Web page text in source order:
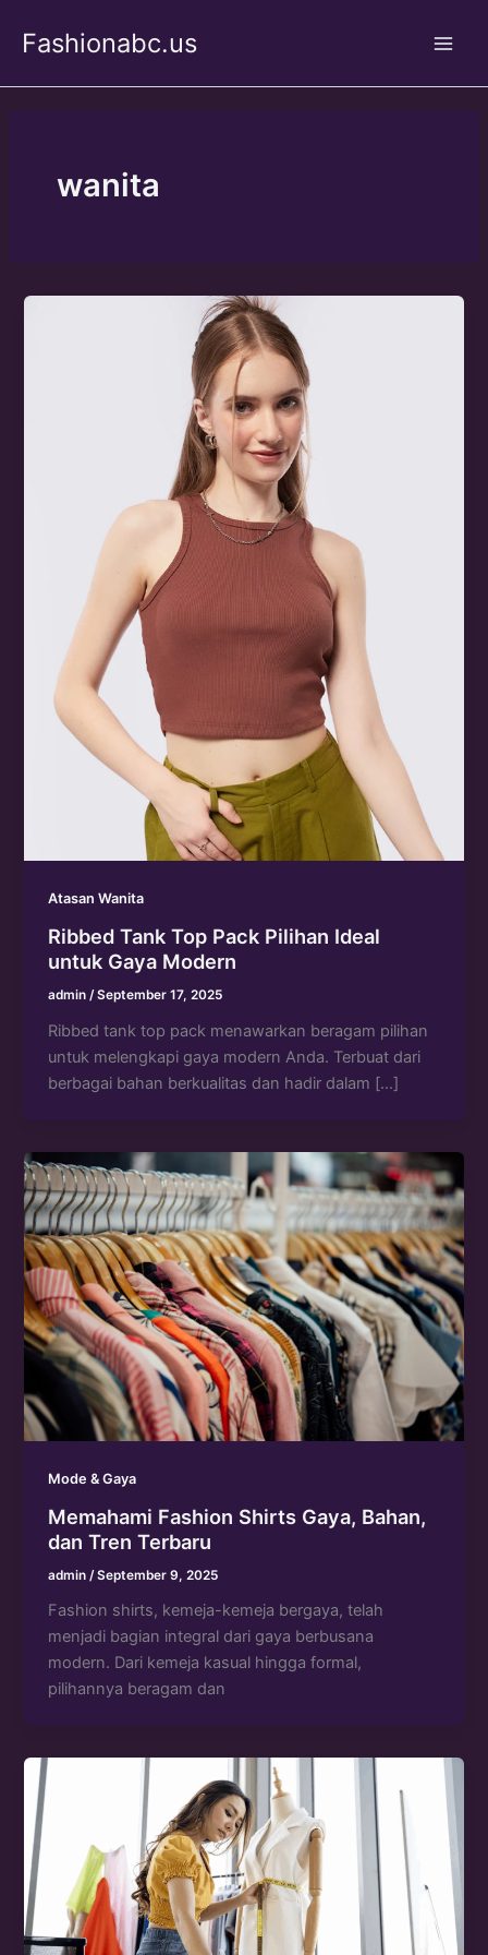
Fashionabc.us
wanita
Atasan Wanita
Ribbed Tank Top Pack Pilihan Ideal
untuk Gaya Modern
admin/September 17, 2025
Ribbed tank top pack menawarkan beragam pilihan
untuk melengkapi gaya modern Anda. Terbuat dari
berbagai bahan berkualitas dan hadir dalam […]
Mode & Gaya
Memahami Fashion Shirts Gaya, Bahan,
dan Tren Terbaru
admin /September 9, 2025
Fashion shirts, kemeja-kemeja bergaya, telah
menjadi bagian integral dari gaya berbusana
modern. Dari kemeja kasual hingga formal,
pilihannya beragam dan